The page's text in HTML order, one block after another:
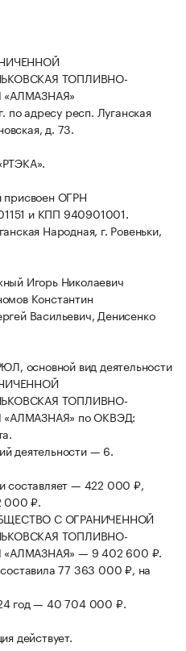
ТОПЛИВНО-
по адресу респ. Луганская
д. 73.
присвоен ОГРН
и КПП 940901001.
Народная, г. Ровеньки,
Игорь Николаевич
Константин
Васильевич, Денисенко
основной вид деятельности
ТОПЛИВНО-
по ОКВЭД:
деятельности — 6.
составляет — 422 000 ₽,
000 ₽.
С ОГРАНИЧЕННОЙ
ТОПЛИВНО-
— 9 402 600 ₽.
77 363 000 ₽, на
год — 40 704 000 ₽.
действует.